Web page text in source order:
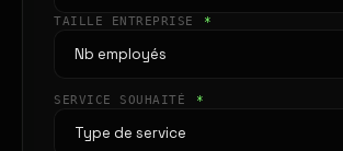
TAILLE ENTREPRISE *
SERVICE SOUHAITÉ *